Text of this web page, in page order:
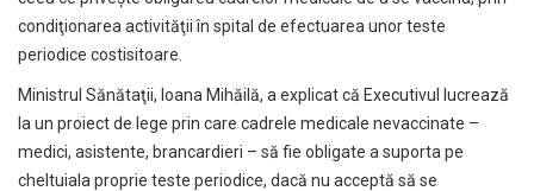
condiţionarea activităţii în spital de efectuarea unor teste
periodice costisitoare.
Ministrul Sănătaţii, Ioana Mihăilă, a explicat că Executivul lucrează
la un proiect de lege prin care cadrele medicale nevaccinate –
medici, asistente, brancardieri – să fie obligate a suporta pe
cheltuiala proprie teste periodice, dacă nu acceptă să se